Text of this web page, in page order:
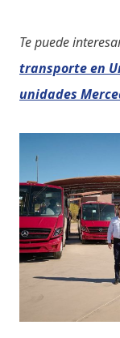
Te puede
transporte en
unidades